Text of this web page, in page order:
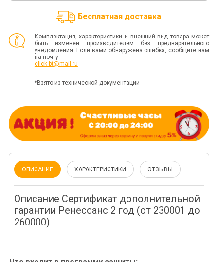
Бесплатная доставка
Комплектация, характеристики и внешний вид товара может
быть изменен производителем без предварительного
уведомления. Если вами обнаружена ошибка, сообщите нам
на почту
click-bt@mail.ru
*Взято из технической документации
ОПИСАНИЕ ХАРАКТЕРИСТИКИ ОТЗЫВЫ
Описание Сертификат дополнительной
гарантии Ренессанс 2 год (от 230001 до
260000)